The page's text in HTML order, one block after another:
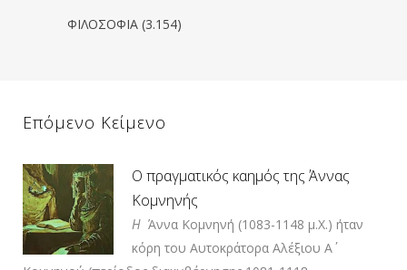
ΦΙΛΟΣΟΦΙΑ (3.154)
Επόμενο Κείμενο
Ο πραγματικός καημός της Άννας
Κομνηνής
Η Άννα Κομνηνή (1083-1148 μ.Χ.) ήταν
κόρη του Αυτοκράτορα Αλέξιου Α΄